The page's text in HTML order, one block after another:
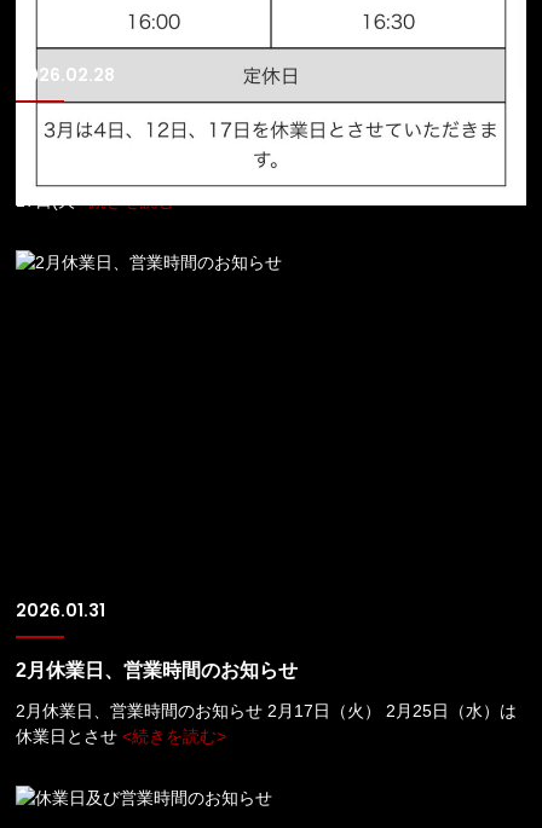
2026.02.28
3月の休業日、営業時間のお知らせ
2026.01.31
2月休業日、営業時間のお知らせ
2月休業日、営業時間のお知らせ 2月17日（火） 2月25日（水）は
休業日とさせ<続きを読む>